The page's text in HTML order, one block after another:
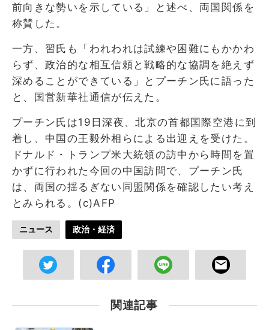
前向きな勢いを示している」と述べ、両国関係を
称賛した。
一方、習氏も「われわれは試練や困難にもかかわ
らず、政治的な相互信頼と戦略的な協調を絶えず
深めることができている」とプーチン氏に語った
と、国営新華社通信が伝えた。
プーチン氏は19日深夜、北京の首都国際空港に到
着し、中国の王毅外相らによる出迎えを受けた。
ドナルド・トランプ米大統領の訪中から時間を置
かずに行われた今回の中国訪問で、プーチン氏
は、両国の揺るぎない同盟関係を確認したい考え
とみられる。(c)AFP
ニュース 政治・経済
関連記事